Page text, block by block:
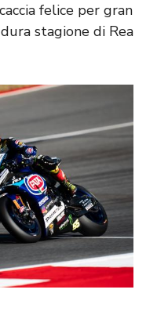
felice per gran
stagione di Rea